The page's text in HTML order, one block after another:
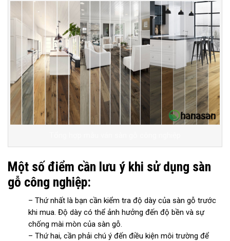
Một số điểm cần lưu ý khi sử dụng sàn
gỗ công nghiệp:
– Thứ nhất là bạn cần kiểm tra độ dày của sàn gỗ trước
khi mua. Độ dày có thể ảnh hưởng đến độ bền và sự
chống mài mòn của sàn gỗ.
– Thứ hai, cần phải chú ý đến điều kiện môi trường để